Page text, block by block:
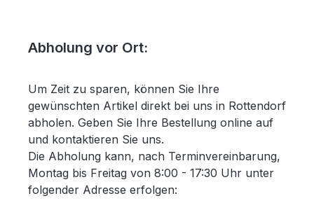
Abholung vor Ort:
Um Zeit zu sparen, können Sie Ihre
gewünschten Artikel direkt bei uns in Rottendorf
abholen. Geben Sie Ihre Bestellung online auf
und kontaktieren Sie uns.
Die Abholung kann, nach Terminvereinbarung,
Montag bis Freitag von 8:00 - 17:30 Uhr unter
folgender Adresse erfolgen: